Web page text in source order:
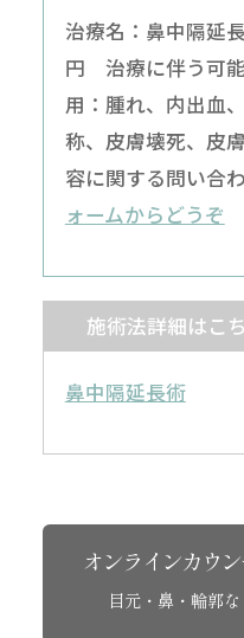
治療名：鼻中隔延
円 治療に伴う可
用：腫れ、内出血
称、皮膚壊死、皮
容に関する問い合
ォームからどうぞ
施術法詳細はこ
鼻中隔延長術
オンラインカウ
目元・鼻・輪郭